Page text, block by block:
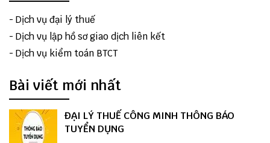
- Dịch vụ đại lý thuế
- Dịch vụ lập hồ sơ giao dịch liên kết
- Dịch vụ kiểm toán BTCT
Bài viết mới nhất
ĐẠI LÝ THUẾ CÔNG MINH THÔNG BÁO
TUYỂN DỤNG